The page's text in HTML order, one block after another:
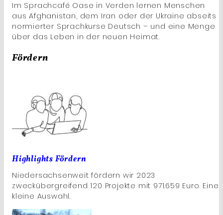
Im Sprachcafé Oase in Verden lernen Menschen
aus Afghanistan, dem Iran oder der Ukraine abseits
normierter Sprachkurse Deutsch – und eine Menge
über das Leben in der neuen Heimat.
Fördern
Highlights Fördern
Niedersachsenweit fördern wir 2023
zweckübergreifend 120 Projekte mit 971.659 Euro. Eine
kleine Auswahl.